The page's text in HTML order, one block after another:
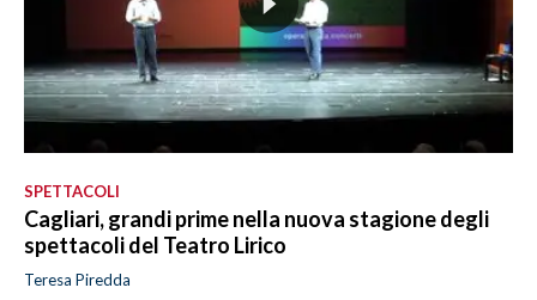
SPETTACOLI
Cagliari, grandi prime nella nuova stagione degli
spettacoli del Teatro Lirico
Teresa Piredda